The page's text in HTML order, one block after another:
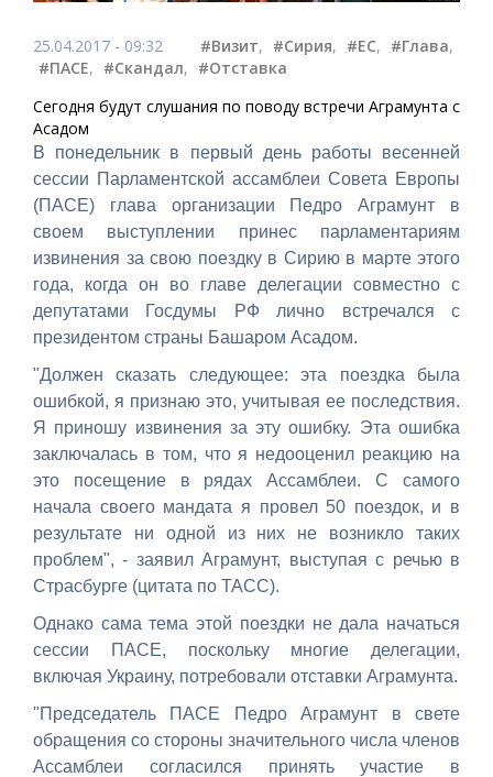
25.04.2017 - 09:32 #Визит, #Сирия, #ЕС, #Глава,
#ПАСЕ, #Скандал, #Отставка
Сегодня будут слушания по поводу встречи Аграмунта с
Асадом
В понедельник в первый день работы весенней
сессии Парламентской ассамблеи Совета Европы
(ПАСЕ) глава организации Педро Аграмунт в
своем выступлении принес парламентариям
извинения за свою поездку в Сирию в марте этого
года, когда он во главе делегации совместно с
депутатами Госдумы РФ лично встречался с
президентом страны Башаром Асадом.
"Должен сказать следующее: эта поездка была
ошибкой, я признаю это, учитывая ее последствия.
Я приношу извинения за эту ошибку. Эта ошибка
заключалась в том, что я недооценил реакцию на
это посещение в рядах Ассамблеи. С самого
начала своего мандата я провел 50 поездок, и в
результате ни одной из них не возникло таких
проблем", - заявил Аграмунт, выступая с речью в
Страсбурге (цитата по ТАСС).
Однако сама тема этой поездки не дала начаться
сессии ПАСЕ, поскольку многие делегации,
включая Украину, потребовали отставки Аграмунта.
"Председатель ПАСЕ Педро Аграмунт в свете
обращения со стороны значительного числа членов
Ассамблеи согласился принять участие в